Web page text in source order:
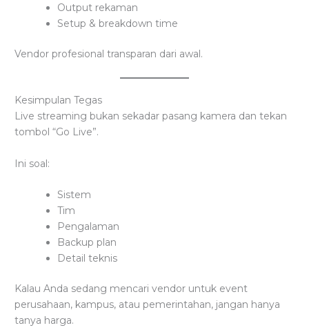
Output rekaman
Setup & breakdown time
Vendor profesional transparan dari awal.
Kesimpulan Tegas
Live streaming bukan sekadar pasang kamera dan tekan
tombol “Go Live”.
Ini soal:
Sistem
Tim
Pengalaman
Backup plan
Detail teknis
Kalau Anda sedang mencari vendor untuk event
perusahaan, kampus, atau pemerintahan, jangan hanya
tanya harga.